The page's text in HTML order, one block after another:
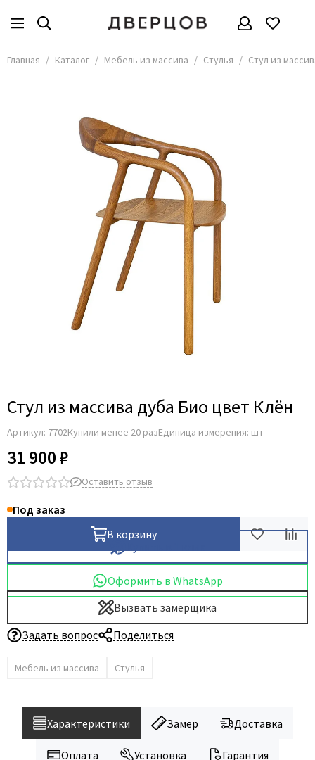
Мебель из массива
Все товары
Главная Каталог Мебель из массива Стулья Стул из
Стул из массива дуба Био цвет Клён
Артикул: 7702Купили менее 20 разЕдиница измерения: шт
31 900 ₽
Оставить отзыв
Под заказ
В корзину
Оформить в WhatsApp
Вызвать замерщика
Задать вопрос
Поделиться
Мебель из массива Стулья
Характеристики Замер Доставка
Оплата Установка Гарантия